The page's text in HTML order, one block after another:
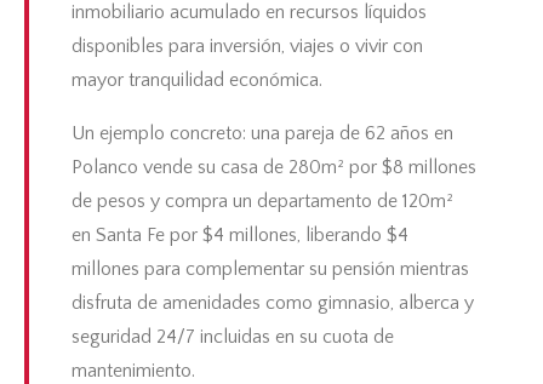
inmobiliario acumulado en recursos líquidos
disponibles para inversión, viajes o vivir con
mayor tranquilidad económica.
Un ejemplo concreto: una pareja de 62 años en
Polanco vende su casa de 280m² por $8 millones
de pesos y compra un departamento de 120m²
en Santa Fe por $4 millones, liberando $4
millones para complementar su pensión mientras
disfruta de amenidades como gimnasio, alberca y
seguridad 24/7 incluidas en su cuota de
mantenimiento.